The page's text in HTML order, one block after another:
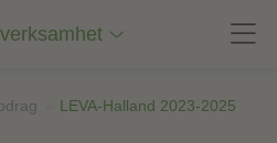
LEVA-Halland 2023-2025